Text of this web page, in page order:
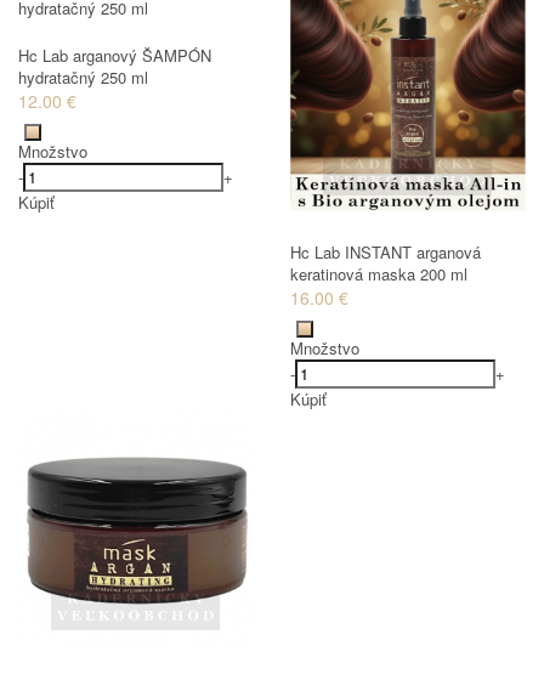
Hc Lab arganový ŠAMPÓN
hydratačný 250 ml
12.00 €
Množstvo
-
+
Kúpiť
Hc Lab INSTANT arganová
keratinová maska 200 ml
16.00 €
Množstvo
-
+
Kúpiť